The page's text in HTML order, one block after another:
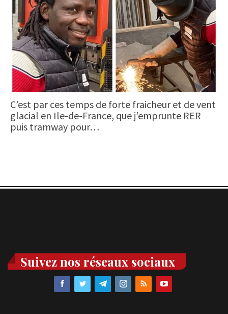
C’est par ces temps de forte fraicheur et de vent
glacial en Ile-de-France, que j’emprunte RER
puis tramway pour…
Suivez nos réseaux sociaux